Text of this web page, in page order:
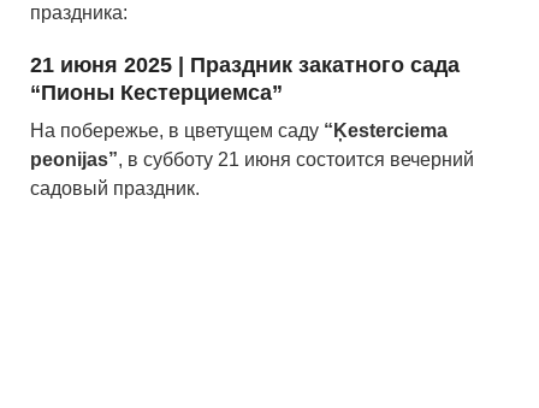
праздника:
21 июня 2025 | Праздник закатного сада
“Пионы Кестерциемса”
На побережье, в цветущем саду “Ķesterciema
peonijas”, в субботу 21 июня состоится вечерний
садовый праздник.